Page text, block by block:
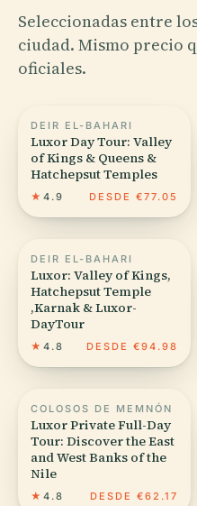
Seleccionadas entre
ciudad. Mismo precio
oficiales.
DEIR EL-BAHARI
Luxor Day Tour: Valley
of Kings & Queens &
Hatchepsut Temples
★ 4.9 DESDE €77.05
DEIR EL-BAHARI
Luxor: Valley of Kings,
Hatchepsut Temple
,Karnak & Luxor-
DayTour
★ 4.8 DESDE €94.98
COLOSOS DE MEMNÓN
Luxor Private Full-Day
Tour: Discover the East
and West Banks of the
Nile
★ 4.8 DESDE €62.17